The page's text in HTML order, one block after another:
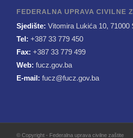
FEDERALNA UPRAVA CIVILNE
Sjedište: Vitomira Lukića 10, 71000
Tel: +387 33 779 450
Fax: +387 33 779 499
Web: fucz.gov.ba
E-mail: fucz@fucz.gov.ba
© Copyright - Federalna uprava civilne zaštite